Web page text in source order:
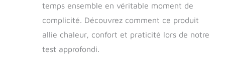
temps ensemble en véritable moment de
complicité. Découvrez comment ce produit
allie chaleur, confort et praticité lors de notre
test approfondi.